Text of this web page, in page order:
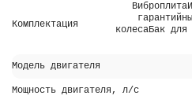
Комплектация
колесаБак для
Модель двигателя
Мощность двигателя, л/с